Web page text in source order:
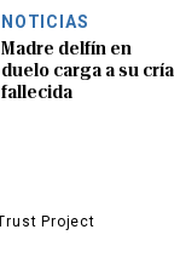
NOTICIAS
Madre delfín en
duelo carga a su cría
fallecida